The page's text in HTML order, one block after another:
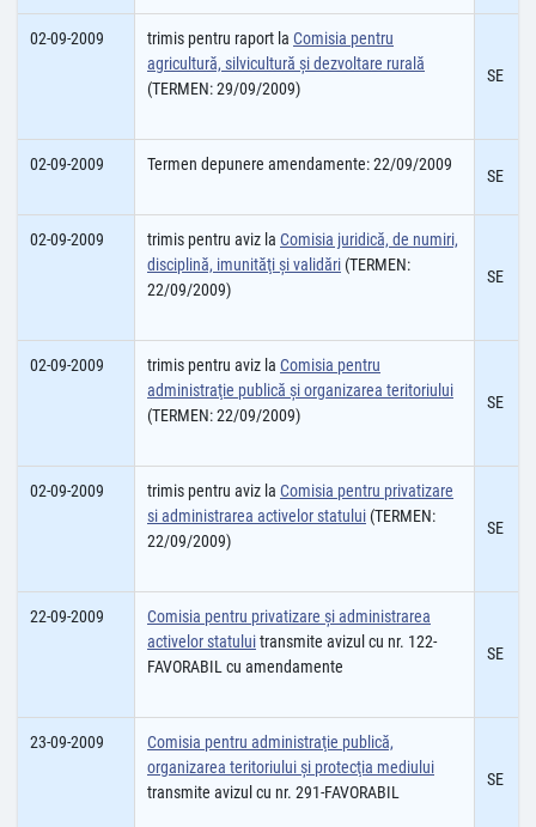
02-09-2009 trimis pentru raport la Comisia pentru
agricultură, silvicultură şi dezvoltare rurală
(TERMEN: 29/09/2009)
SE
02-09-2009 Termen depunere amendamente: 22/09/2009
SE
02-09-2009 trimis pentru aviz la Comisia juridică, de numiri,
disciplină, imunităţi şi validări (TERMEN:
22/09/2009)
SE
02-09-2009 trimis pentru aviz la Comisia pentru
administraţie publică şi organizarea teritoriului
(TERMEN: 22/09/2009)
SE
02-09-2009 trimis pentru aviz la Comisia pentru privatizare
si administrarea activelor statului (TERMEN:
22/09/2009)
SE
22-09-2009
Comisia pentru privatizare şi administrarea
activelor statuluitransmite avizul cu nr. 122-
FAVORABIL cu amendamente
SE
23-09-2009
Comisia pentru administraţie publică,
organizarea teritoriului şi protecţia mediului
transmite avizul cu nr. 291-FAVORABIL
SE